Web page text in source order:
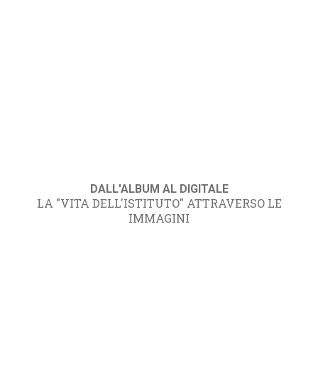
DALL'ALBUM AL DIGITALE
LA "VITA DELL'ISTITUTO" ATTRAVERSO LE
IMMAGINI